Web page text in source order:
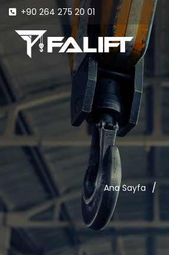
+90 264 275 20 01
Ana Sayfa /